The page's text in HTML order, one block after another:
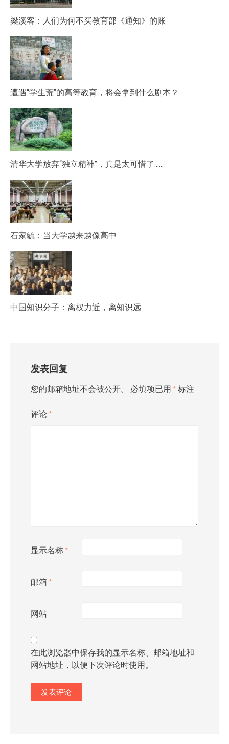
梁溪客：人们为何不买教育部《通知》的账
遭遇“学生荒”的高等教育，将会拿到什么剧本？
清华大学放弃“独立精神”，真是太可惜了……
石家毓：当大学越来越像高中
中国知识分子：离权力近，离知识远
发表回复
您的邮箱地址不会被公开。 必填项已用 * 标注
评论 *
显示名称 *
邮箱 *
网站
在此浏览器中保存我的显示名称、邮箱地址和
网站地址，以便下次评论时使用。